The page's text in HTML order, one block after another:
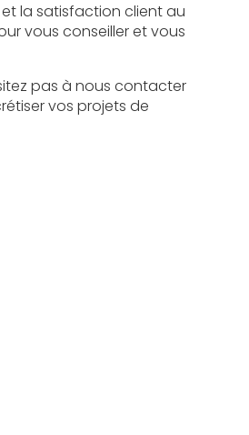
et la satisfaction client au
vous conseiller et vous
pas à nous contacter
vos projets de